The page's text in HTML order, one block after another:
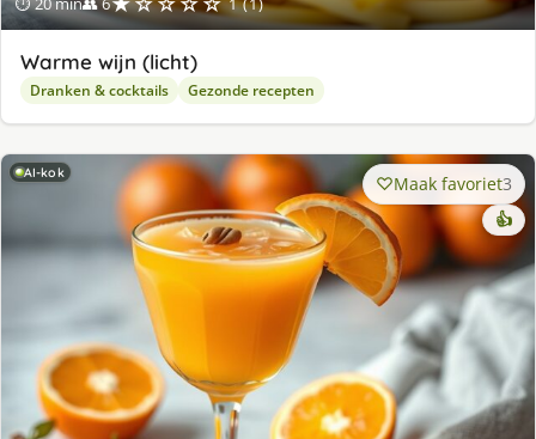
Warme wijn (licht)
Dranken & cocktails Gezonde recepten
AI-kok Maak favoriet3
👍